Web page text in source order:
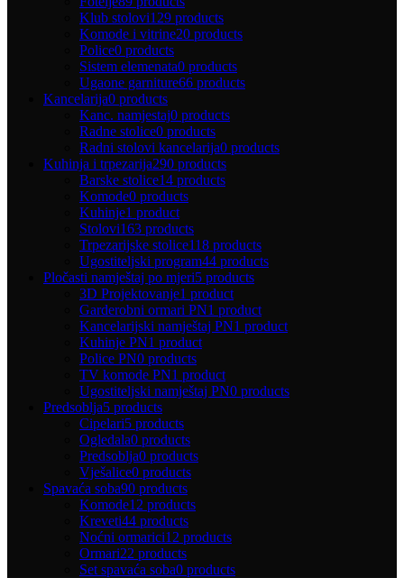
Klub stolovi129 products
Komode i vitrine20 products
Police0 products
Sistem elemenata0 products
Ugaone garniture66 products
Kancelarija0 products
Kanc. namjestaj0 products
Radne stolice0 products
Radni stolovi kancelarija0 products
Kuhinja i trpezarija290 products
Barske stolice14 products
Komode0 products
Kuhinje1 product
Stolovi163 products
Trpezarijske stolice118 products
Ugostiteljski program44 products
Pločasti namještaj po mjeri5 products
3D Projektovanje1 product
Garderobni ormari PN1 product
Kancelarijski namještaj PN1 product
Kuhinje PN1 product
Police PN0 products
TV komode PN1 product
Ugostiteljski namještaj PN0 products
Predsoblja5 products
Cipelari5 products
Ogledala0 products
Predsoblja0 products
Vješalice0 products
Spavaća soba90 products
Komode12 products
Kreveti44 products
Noćni ormarici12 products
Ormari22 products
Set spavaća soba0 products